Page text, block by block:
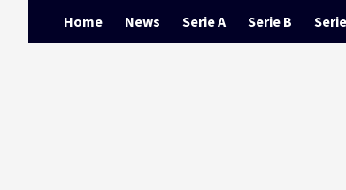
Home News Serie A Serie B